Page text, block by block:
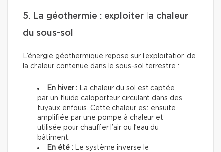
5. La géothermie : exploiter la chaleur
du sous-sol
L’énergie géothermique repose sur l’exploitation de
la chaleur contenue dans le sous-sol terrestre :
En hiver : La chaleur du sol est captée
par un fluide caloporteur circulant dans des
tuyaux enfouis. Cette chaleur est ensuite
amplifiée par une pompe à chaleur et
utilisée pour chauffer l’air ou l’eau du
bâtiment.
En été : Le système inverse le